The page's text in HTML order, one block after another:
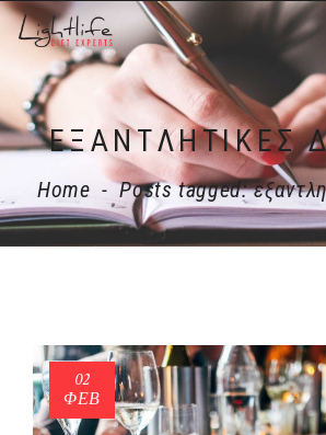
ΕΞΑΝΤΛΗΤΙΚΈΣ
Home - Posts tagged:
02
ΦΕΒ